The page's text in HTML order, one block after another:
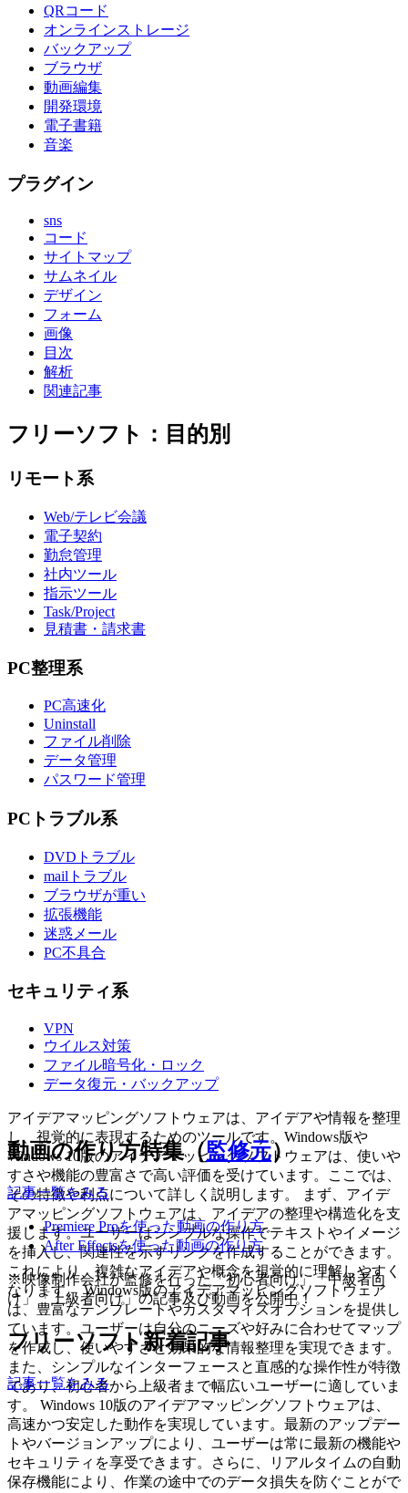
QRコード
オンラインストレージ
バックアップ
ブラウザ
動画編集
開発環境
電子書籍
音楽
プラグイン
sns
コード
サイトマップ
サムネイル
デザイン
フォーム
画像
目次
解析
関連記事
フリーソフト：目的別
リモート系
Web/テレビ会議
電子契約
勤怠管理
社内ツール
指示ツール
Task/Project
見積書・請求書
PC整理系
PC高速化
Uninstall
ファイル削除
データ管理
パスワード管理
PCトラブル系
DVDトラブル
mailトラブル
ブラウザが重い
拡張機能
迷惑メール
PC不具合
セキュリティ系
VPN
ウイルス対策
ファイル暗号化・ロック
データ復元・バックアップ
アイデアマッピングソフトウェアは、アイデアや情報を整理
し、視覚的に表現するためのツールです。Windows版や
Windows 10版のアイデアマッピングソフトウェアは、使いや
すさや機能の豊富さで高い評価を受けています。ここでは、
その特徴や利点について詳しく説明します。 まず、アイデ
アマッピングソフトウェアは、アイデアの整理や構造化を支
援します。ユーザーはシンプルな操作でテキストやイメージ
を挿入し、関連性を示すリンクを作成することができます。
これにより、複雑なアイデアや概念を視覚的に理解しやすく
なります。 Windows版のアイデアマッピングソフトウェア
は、豊富なテンプレートやカスタマイズオプションを提供し
ています。ユーザーは自分のニーズや好みに合わせてマップ
を作成し、使いやすさと効果的な情報整理を実現できます。
また、シンプルなインターフェースと直感的な操作性が特徴
であり、初心者から上級者まで幅広いユーザーに適していま
す。 Windows 10版のアイデアマッピングソフトウェアは、
高速かつ安定した動作を実現しています。最新のアップデー
トやバージョンアップにより、ユーザーは常に最新の機能や
セキュリティを享受できます。さらに、リアルタイムの自動
保存機能により、作業の途中でのデータ損失を防ぐことがで
動画の作り方特集（監修元）
記事一覧をみる
Premiere Proを使った動画の作り方
After Effectsを使った動画の作り方
※映像制作会社が監修を行った「初心者向け」「中級者向
け」「上級者向け」の記事及び動画を公開中！
フリーソフト新着記事
記事一覧をみる